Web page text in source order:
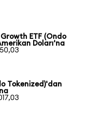
ETF (Ondo
Doları'na
Tokenized)'dan